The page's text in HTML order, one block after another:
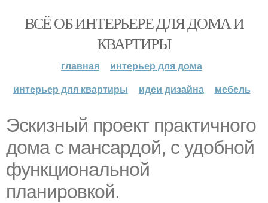
ВСЁ ОБ ИНТЕРЬЕРЕ ДЛЯ ДОМА И
КВАРТИРЫ
главная
интерьер для дома
интерьер для квартиры
идеи дизайна мебель
Эскизный проект практичного
дома с мансардой, с удобной
функциональной
планировкой.